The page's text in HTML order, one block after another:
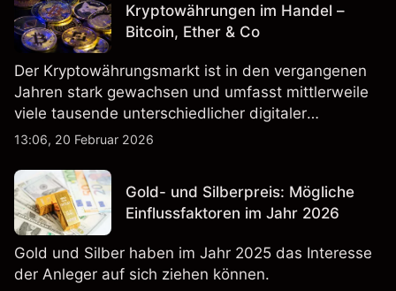
Kryptowährungen im Handel –
Bitcoin, Ether & Co
Der Kryptowährungsmarkt ist in den vergangenen
Jahren stark gewachsen und umfasst mittlerweile
viele tausende unterschiedlicher digitaler
Währungen.
13:06, 20 Februar 2026
Gold- und Silberpreis: Mögliche
Einflussfaktoren im Jahr 2026
Gold und Silber haben im Jahr 2025 das Interesse
der Anleger auf sich ziehen können.